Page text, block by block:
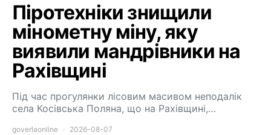
Піротехніки знищили
мінометну міну, яку
виявили мандрівники на
Рахівщині
Під час прогулянки лісовим масивом неподалік
села Косівська Поляна, що на Рахівщині,…
goverlaonline 2026-08-07